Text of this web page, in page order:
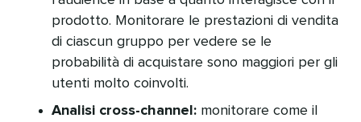
prodotto. Monitorare le prestazioni di vendita
di ciascun gruppo per vedere se le
probabilità di acquistare sono maggiori per gli
utenti molto coinvolti.​​
Analisi cross-channel: monitorare come il